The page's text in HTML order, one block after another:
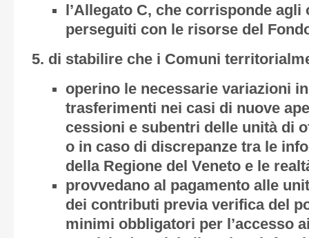
l’Allegato C, che corrisponde
perseguiti con le risorse del
di stabilire che i Comuni
operino le necessarie variazioni
trasferimenti nei casi di nuove
cessioni e subentri delle unità di
o in caso di discrepanze tra le
della Regione del Veneto e le
provvedano al pagamento alle
dei contributi previa verifica del
minimi obbligatori per l’accesso